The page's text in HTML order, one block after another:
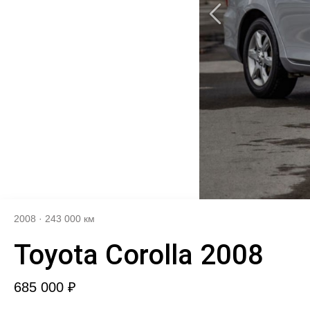
2008 · 243 000 км
Toyota Corolla 2008
685 000 ₽